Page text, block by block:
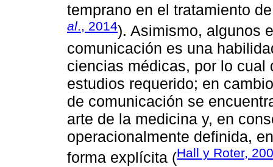
temprano en el tratamiento
al., 2014). Asimismo, algunos
comunicación es una
ciencias médicas, por lo cual
estudios requerido; en
de comunicación se
arte de la medicina y, en
operacionalmente definida,
forma explícita (Hall y Roter,